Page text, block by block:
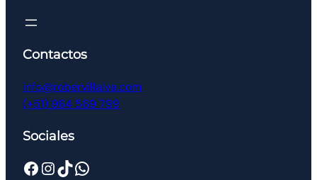
Contactos
info@robervillalva.com
(+51) 964 569 799
Sociales